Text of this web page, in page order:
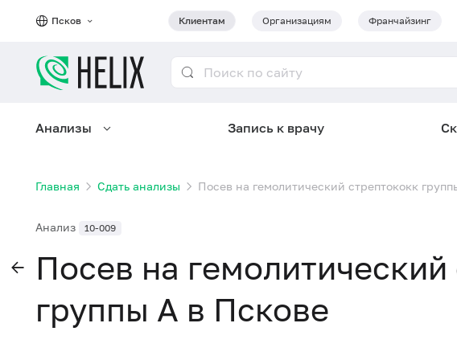
Псков Клиентам Организациям Франчайзинг
Анализы Запись к врачу
Главная Сдать анализы Посев на гемолитический стрептококк
Анализ 10-009
Посев на гемолитический
группы А в Пскове